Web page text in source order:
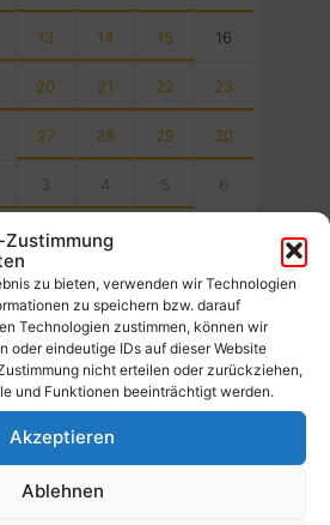
Zustimmung
zu bieten, verwenden wir Technologien
zu speichern bzw. darauf
Technologien zustimmen, können wir
oder eindeutige IDs auf dieser Website
nicht erteilen oder zurückziehen,
und Funktionen beeinträchtigt werden.
Akzeptieren
Ablehnen
13 14 15 16
20 21 22 23
27 28 29 30
3 4 5 6